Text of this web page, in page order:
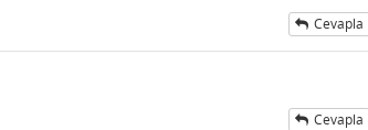
Cevapla
Cevapla